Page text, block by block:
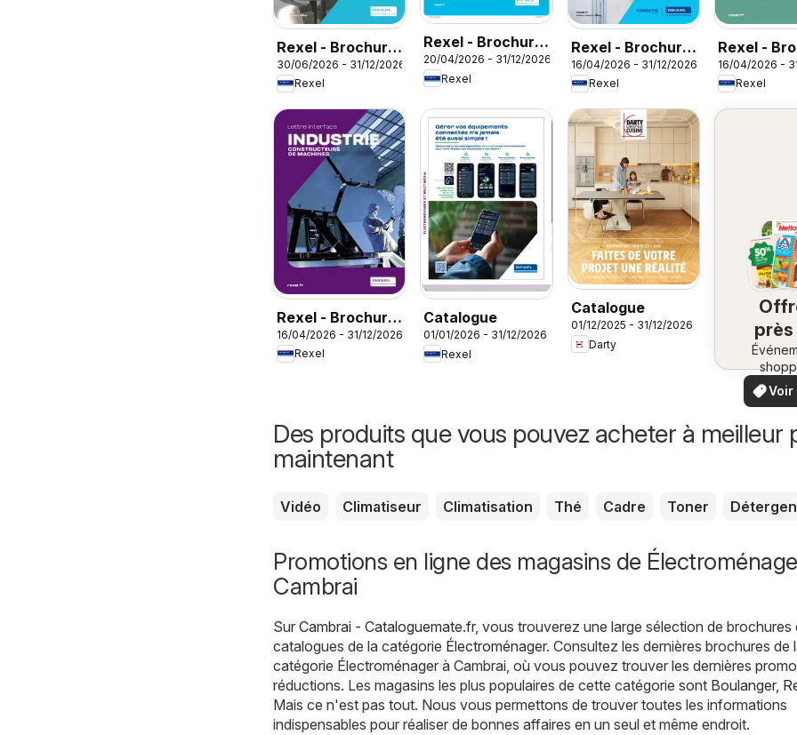
Rexel - Brochure
rafraichisseur
d'air
30/06/2026 - 31/12/2026
Rexel
Rexel - Brochure
Sanitaire
20/04/2026 - 31/12/2026
Rexel
Rexel - Brochure
spécial industrie
16/04/2026 - 31/12/2026
Rexel
Rexel -
agro
16/04/2026 -
Rexel
Rexel - Brochure
industrie
16/04/2026 - 31/12/2026
Rexel
Catalogue
01/01/2026 - 31/12/2026
Rexel
Catalogue
01/12/2025 - 31/12/2026
Darty
près
locaux
Voir
Des produits que vous pouvez acheter à meilleur
maintenant
Vidéo Climatiseur Climatisation Thé Cadre Toner
Promotions en ligne des magasins de
Cambrai
Sur Cambrai - Cataloguemate.fr, vous trouverez une large sélection de brochures
catalogues de la catégorie Électroménager. Consultez les dernières brochures de
catégorie Électroménager à Cambrai, où vous pouvez trouver les dernières
réductions. Les magasins les plus populaires de cette catégorie sont Boulanger,
Mais ce n'est pas tout. Nous vous permettons de trouver toutes les informations
indispensables pour réaliser de bonnes affaires en un seul et même endroit.